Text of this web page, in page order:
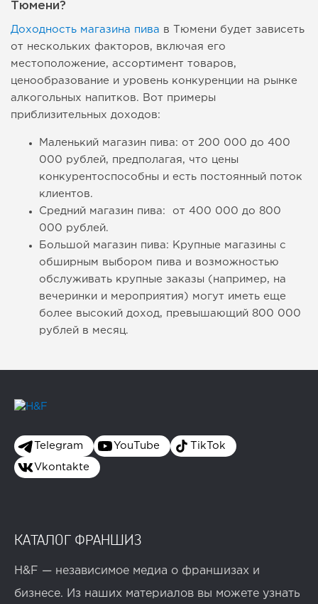
Тюмени?
Доходность магазина пива в Тюмени будет зависеть
от нескольких факторов, включая его
местоположение, ассортимент товаров,
ценообразование и уровень конкуренции на рынке
алкогольных напитков. Вот примеры
приблизительных доходов:
Маленький магазин пива: от 200 000 до 400
000 рублей, предполагая, что цены
конкурентоспособны и есть постоянный поток
клиентов.
Средний магазин пива: от 400 000 до 800
000 рублей.
Большой магазин пива: Крупные магазины с
обширным выбором пива и возможностью
обслуживать крупные заказы (например, на
вечеринки и мероприятия) могут иметь еще
более высокий доход, превышающий 800 000
рублей в месяц.
Telegram YouTube TikTok
Vkontakte
КАТАЛОГ ФРАНШИЗ
H&F — независимое медиа о франшизах и
бизнесе. Из наших материалов вы можете узнать